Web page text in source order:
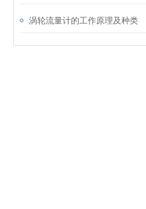
涡轮流量计的工作原理及种类